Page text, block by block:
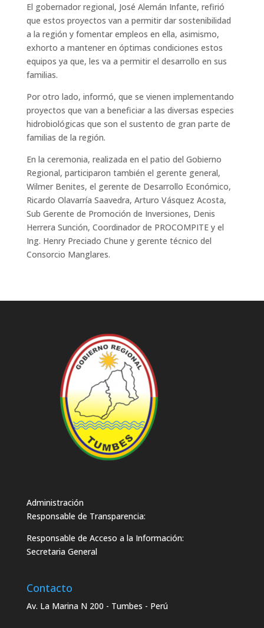
El gobernador regional, José Alemán Infante, refirió
que estos proyectos van a permitir dar sostenibilidad
a la región y fomentar empleos en ella, asimismo,
exhorto a mantener en óptimas condiciones estos
equipos ya que, les va a permitir el desarrollo en sus
familias.
Por otro lado, informó, que se vienen implementando
proyectos que van a beneficiar a las diversas especies
hidrobiológicas que son el sustento de gran parte de
familias de la región.
En la ceremonia, realizada en el patio del Gobierno
Regional, participaron también el gerente general,
Wilmer Benites, el gerente de Desarrollo Económico,
Ricardo Olavarría Saavedra, Arturo Vásquez Acosta,
Sub Gerente de Promoción de Inversiones, Denis
Herrera Sunción, Coordinador de PROCOMPITE y el
Ing. Henry Preciado Chune y gerente técnico del
Consorcio Manglares.
Administración
Responsable de Transparencia:
Responsable de Acceso a la Información:
Secretaria General
Contacto
Av. La Marina N 200 - Tumbes - Perú